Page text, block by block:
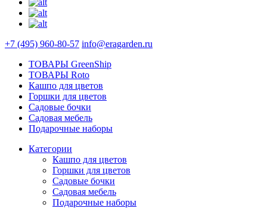
+7 (495) 960-80-57 info@eragarden.ru
ТОВАРЫ GreenShip
ТОВАРЫ Roto
Кашпо для цветов
Горшки для цветов
Садовые бочки
Садовая мебель
Подарочные наборы
Категории
Кашпо для цветов
Горшки для цветов
Садовые бочки
Садовая мебель
Подарочные наборы